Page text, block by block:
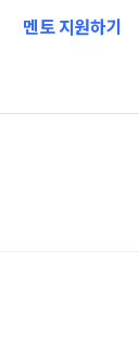
멘토 지원하기